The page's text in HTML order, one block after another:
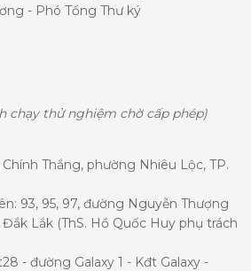
- Phó Tổng Thư ký
chạy thử nghiệm chờ cấp phép)
Thắng, phường Nhiêu Lộc, TP.
93, 95, 97, đường Nguyễn Thượng
Lắk (ThS. Hồ Quốc Huy phụ trách
- đường Galaxy 1 - Kđt Galaxy -